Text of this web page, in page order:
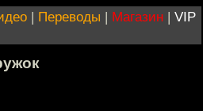
| Переводы | Магазин | VIP